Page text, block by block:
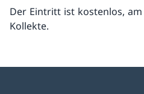
Der Eintritt ist kostenlos,
Kollekte.